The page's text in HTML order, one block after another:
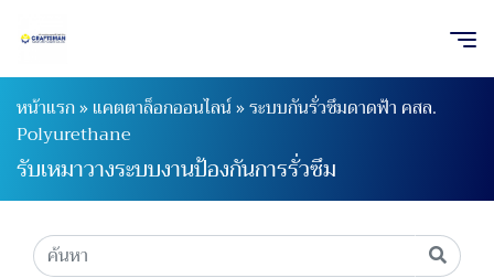
หน้าแรก»แคตตาล็อกออนไลน์»ระบบกันรั่วซึมดาดฟ้า คสล.
Polyurethane
รับเหมาวางระบบงานป้องกันการรั่วซึม